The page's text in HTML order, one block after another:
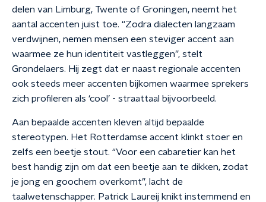
delen van Limburg, Twente of Groningen, neemt het
aantal accenten juist toe. “Zodra dialecten langzaam
verdwijnen, nemen mensen een steviger accent aan
waarmee ze hun identiteit vastleggen”, stelt
Grondelaers. Hij zegt dat er naast regionale accenten
ook steeds meer accenten bijkomen waarmee sprekers
zich profileren als ‘cool’ - straattaal bijvoorbeeld.
Aan bepaalde accenten kleven altijd bepaalde
stereotypen. Het Rotterdamse accent klinkt stoer en
zelfs een beetje stout. “Voor een cabaretier kan het
best handig zijn om dat een beetje aan te dikken, zodat
je jong en goochem overkomt”, lacht de
taalwetenschapper. Patrick Laureij knikt instemmend en